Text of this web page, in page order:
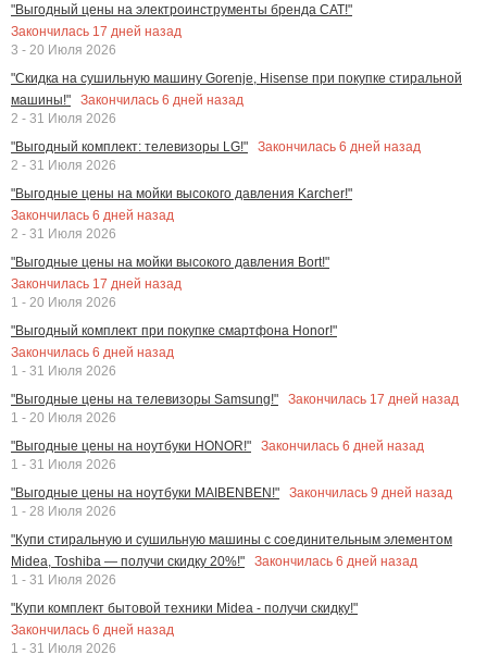
"Выгодный цены на электроинструменты бренда CAT!"
Закончилась 17 дней назад
3 - 20 Июля 2026
"Скидка на сушильную машину Gorenje, Hisense при покупке стиральной
машины!"
Закончилась 6 дней назад
2 - 31 Июля 2026
"Выгодный комплект: телевизоры LG!"
Закончилась 6 дней назад
2 - 31 Июля 2026
"Выгодные цены на мойки высокого давления Karcher!"
Закончилась 6 дней назад
2 - 31 Июля 2026
"Выгодные цены на мойки высокого давления Bort!"
Закончилась 17 дней назад
1 - 20 Июля 2026
"Выгодный комплект при покупке смартфона Honor!"
Закончилась 6 дней назад
1 - 31 Июля 2026
"Выгодные цены на телевизоры Samsung!"
Закончилась 17 дней назад
1 - 20 Июля 2026
"Выгодные цены на ноутбуки HONOR!"
Закончилась 6 дней назад
1 - 31 Июля 2026
"Выгодные цены на ноутбуки MAIBENBEN!"
Закончилась 9 дней назад
1 - 28 Июля 2026
"Купи стиральную и сушильную машины с соединительным элементом
Midea, Toshiba — получи скидку 20%!"
Закончилась 6 дней назад
1 - 31 Июля 2026
"Купи комплект бытовой техники Midea - получи скидку!"
Закончилась 6 дней назад
1 - 31 Июля 2026